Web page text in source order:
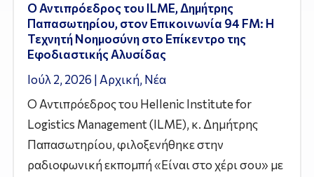
Ο Αντιπρόεδρος του ILME, Δημήτρης
Παπασωτηρίου, στον Επικοινωνία 94 FM: Η
Τεχνητή Νοημοσύνη στο Επίκεντρο της
Εφοδιαστικής Αλυσίδας
Ιούλ 2, 2026 | Αρχική, Νέα
Ο Αντιπρόεδρος του Hellenic Institute for
Logistics Management (ILME), κ. Δημήτρης
Παπασωτηρίου, φιλοξενήθηκε στην
ραδιοφωνική εκπομπή «Είναι στο χέρι σου» με